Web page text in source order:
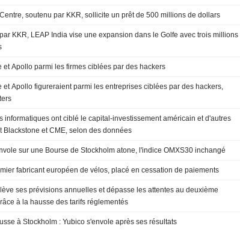
soutenu par KKR, sollicite un prêt de 500 millions de dollars
KKR, LEAP India vise une expansion dans le Golfe avec trois millions
et Apollo parmi les firmes ciblées par des hackers
et Apollo figureraient parmi les entreprises ciblées par des hackers,
informatiques ont ciblé le capital-investissement américain et d'autres
Blackstone et CME, selon des données
sur une Bourse de Stockholm atone, l'indice OMXS30 inchangé
fabricant européen de vélos, placé en cessation de paiements
ses prévisions annuelles et dépasse les attentes au deuxième
à la hausse des tarifs réglementés
à Stockholm : Yubico s'envole après ses résultats